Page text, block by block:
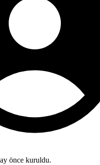
önce kuruldu.